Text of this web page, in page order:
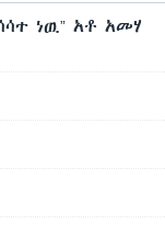
ነዉ” አቶ አመሃ